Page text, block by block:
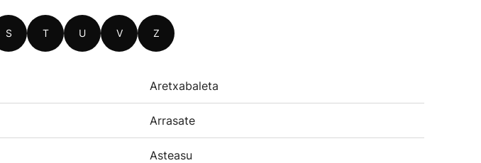
S T U V Z
Aretxabaleta
Arrasate
Asteasu